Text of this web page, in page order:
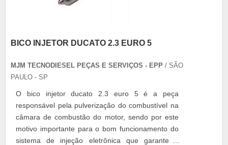
BICO INJETOR DUCATO 2.3 EURO 5
MJM TECNODIESEL PEÇAS E SERVIÇOS - EPP / SÃO
PAULO - SP
O bico injetor ducato 2.3 euro 5 é a peça
responsável pela pulverização do combustível na
câmara de combustão do motor, sendo por este
motivo importante para o bom funcionamento do
sistema de injeção eletrônica que garante o